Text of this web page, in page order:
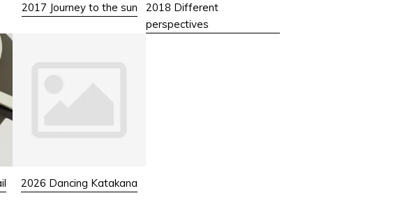
2017 Journey to the sun
2018 Different
perspectives
2026 Dancing Katakana